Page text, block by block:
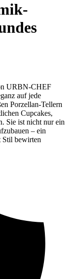
URBN-CHEF
auf jede
Porzellan-Tellern
Cupcakes,
Sie ist nicht nur ein
– ein
Stil bewirten